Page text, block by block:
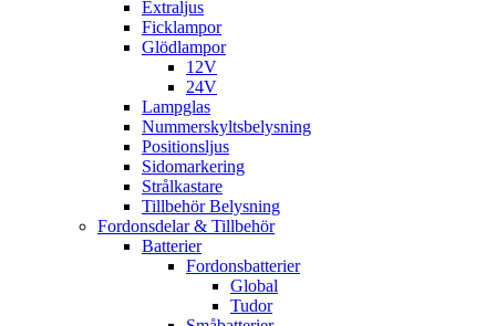
Extraljus
Ficklampor
Glödlampor
12V
24V
Lampglas
Nummerskyltsbelysning
Positionsljus
Sidomarkering
Strålkastare
Tillbehör Belysning
Fordonsdelar & Tillbehör
Batterier
Fordonsbatterier
Global
Tudor